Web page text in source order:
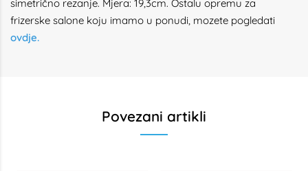
simetrično rezanje. Mjera: 19,3cm. Ostalu opremu za
frizerske salone koju imamo u ponudi, mozete pogledati
ovdje.
Povezani artikli